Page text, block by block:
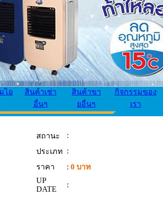
ไอ
สินค้าเช่า
อื่นๆ
สินค้าขา
ยอื่นๆ
กิจกรรมของ
เรา
สถานะ
:
ประเภท :
ราคา
: 0 บาท
UP
DATE
: